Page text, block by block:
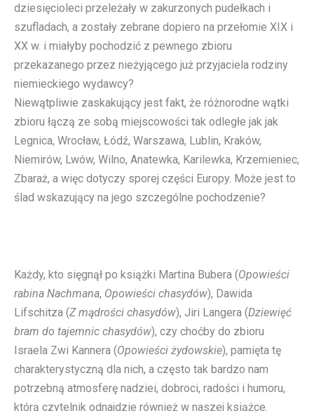
dziesięcioleci przeleżały w zakurzonych pudełkach i
szufladach, a zostały zebrane dopiero na przełomie XIX i
XX w. i miałyby pochodzić z pewnego zbioru
przekazanego przez nieżyjącego już przyjaciela rodziny
niemieckiego wydawcy?
Niewątpliwie zaskakujący jest fakt, że różnorodne wątki
zbioru łączą ze sobą miejscowości tak odległe jak jak
Legnica, Wrocław, Łódź, Warszawa, Lublin, Kraków,
Niemirów, Lwów, Wilno, Anatewka, Karilewka, Krzemieniec,
Zbaraż, a więc dotyczy sporej części Europy. Może jest to
ślad wskazujący na jego szczególne pochodzenie?
Każdy, kto sięgnął po książki Martina Bubera (Opowieści
rabina Nachmana, Opowieści chasydów), Dawida
Lifschitza (Z mądrości chasydów), Jiri Langera (Dziewięć
bram do tajemnic chasydów), czy choćby do zbioru
Israela Zwi Kannera (Opowieści żydowskie), pamięta tę
charakterystyczną dla nich, a często tak bardzo nam
potrzebną atmosferę nadziei, dobroci, radości i humoru,
którą czytelnik odnajdzie również w naszej książce.